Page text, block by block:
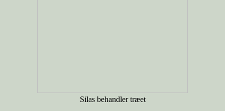
Silas behandler træet